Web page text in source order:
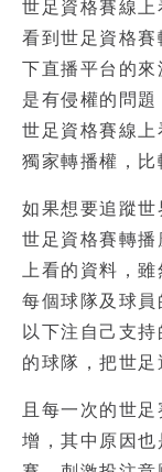
世足資格賽線
看到世足資格
下直播平台的
是有侵權的問
世足資格賽線
獨家轉播權，比
如果想要追蹤
世足資格賽轉播
上看的資料，
每個球隊及球
以下注自己支
的球隊，把世足
且每一次的世
增，其中原因